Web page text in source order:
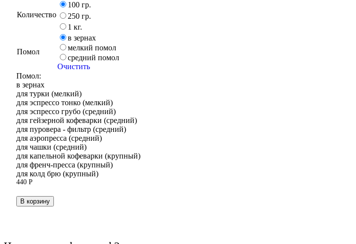
Количество
100 гр.
250 гр.
1 кг.
Помол
в зернах
мелкий помол
средний помол
Очистить
Помол:
в зернах
для турки (мелкий)
для эспрессо тонко (мелкий)
для эспрессо грубо (средний)
для гейзерной кофеварки (средний)
для пуровера - фильтр (средний)
для аэропресса (средний)
для чашки (средний)
для капельной кофеварки (крупный)
для френч-пресса (крупный)
для колд брю (крупный)
440Р
В корзину